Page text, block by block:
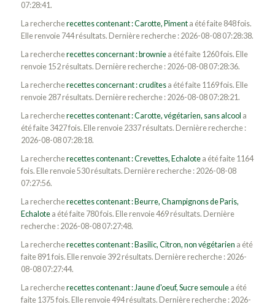
07:28:41.
La rechercherecettes contenant : Carotte, Pimenta été faite 848 fois.
Elle renvoie 744 résultats. Dernière recherche : 2026-08-08 07:28:38.
La rechercherecettes concernant : browniea été faite 1260 fois. Elle
renvoie 152 résultats. Dernière recherche : 2026-08-08 07:28:36.
La rechercherecettes concernant : cruditesa été faite 1169 fois. Elle
renvoie 287 résultats. Dernière recherche : 2026-08-08 07:28:21.
La rechercherecettes contenant : Carotte, végétarien, sans alcool a
été faite 3427 fois. Elle renvoie 2337 résultats. Dernière recherche :
2026-08-08 07:28:18.
La rechercherecettes contenant : Crevettes, Echalotea été faite 1164
fois. Elle renvoie 530 résultats. Dernière recherche : 2026-08-08
07:27:56.
La rechercherecettes contenant : Beurre, Champignons de Paris,
Echalotea été faite 780 fois. Elle renvoie 469 résultats. Dernière
recherche : 2026-08-08 07:27:48.
La rechercherecettes contenant : Basilic, Citron, non végétarien a été
faite 891 fois. Elle renvoie 392 résultats. Dernière recherche : 2026-
08-08 07:27:44.
La rechercherecettes contenant : Jaune d'oeuf, Sucre semoulea été
faite 1375 fois. Elle renvoie 494 résultats. Dernière recherche : 2026-